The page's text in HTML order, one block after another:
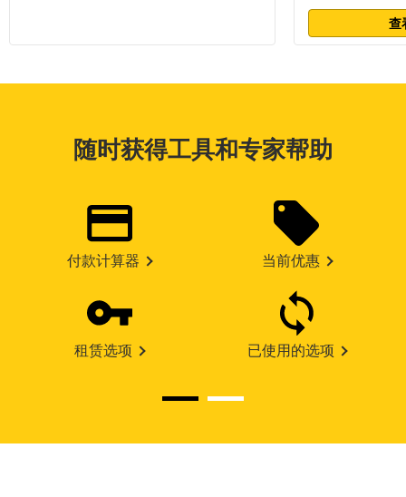
查
随时获得工具和专家帮助
付款计算器 当前优惠
租赁选项 已使用的选项